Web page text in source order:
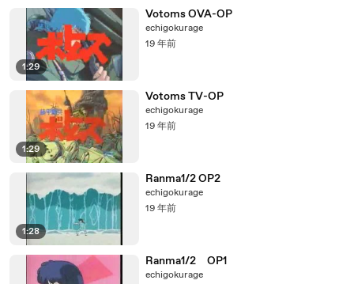
1:29
Votoms OVA-OP
echigokurage
19 年前
1:29
Votoms TV-OP
echigokurage
19 年前
1:28
Ranma1/2 OP2
echigokurage
19 年前
Ranma1/2 OP1
echigokurage